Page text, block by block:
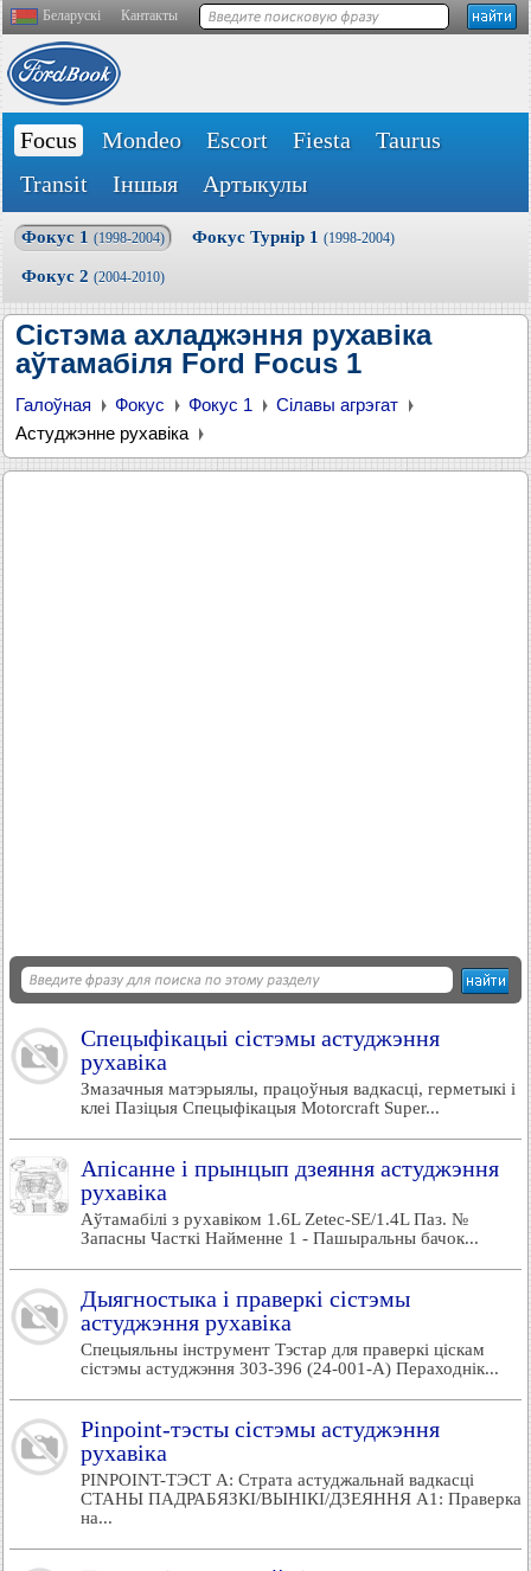
Беларускі Кантакты
Focus Mondeo Escort Fiesta
Taurus
Transit
Іншыя Артыкулы
Фокус 1 (1998-2004) Фокус Турнір 1 (1998-2004)
Фокус 2 (2004-2010)
Сістэма ахладжэння рухавіка
аўтамабіля Ford Focus 1
Галоўная Фокус Фокус 1
Сілавы агрэгат
Астуджэнне рухавіка
Спецыфікацыі сістэмы астуджэння
рухавіка
Змазачныя матэрыялы, працоўныя вадкасці, герметыкі і
клеі Пазіцыя Спецыфікацыя Motorcraft Super...
Апісанне і прынцып дзеяння астуджэння
рухавіка
Аўтамабілі з рухавіком 1.6L Zetec-SE/1.4L Паз. №
Запасны Часткі Найменне 1 - Пашыральны бачок...
Дыягностыка і праверкі сістэмы
астуджэння рухавіка
Спецыяльны інструмент Тэстар для праверкі ціскам
сістэмы астуджэння 303-396 (24-001-А) Пераходнік...
Pinpoint-тэсты сістэмы астуджэння
рухавіка
PINPOINT-ТЭСТ A: Страта астуджальнай вадкасці
СТАНЫ ПАДРАБЯЗКІ/ВЫНІКІ/ДЗЕЯННЯ A1: Праверка
на...